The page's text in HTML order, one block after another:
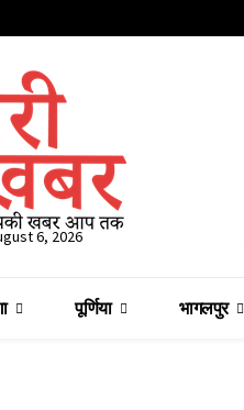
6, 2026
पूर्णिया भागलपुर